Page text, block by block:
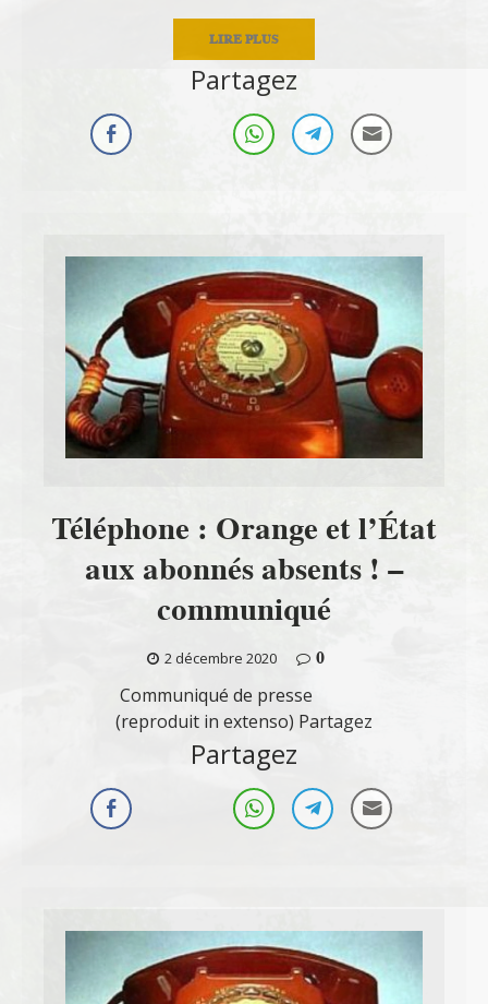
LIRE PLUS
Partagez
Téléphone : Orange et l’État
aux abonnés absents ! –
communiqué
2 décembre 2020
0
Communiqué de presse
(reproduit in extenso) Partagez
Partagez